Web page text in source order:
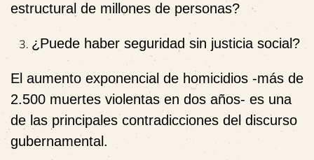
estructural de millones de personas?
¿Puede haber seguridad sin justicia social?
El aumento exponencial de homicidios -más de
2.500 muertes violentas en dos años- es una
de las principales contradicciones del discurso
gubernamental.